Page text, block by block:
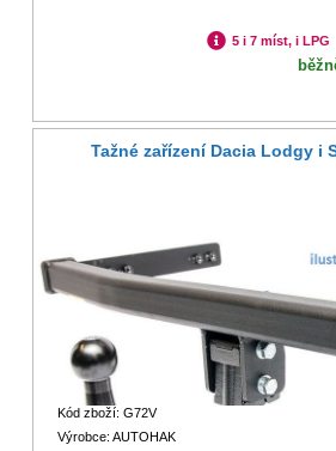
5 i 7 míst, i LPG
Tažné zařízení Dacia Lodgy i
Kód zboží: G72V
Výrobce: AUTOHAK